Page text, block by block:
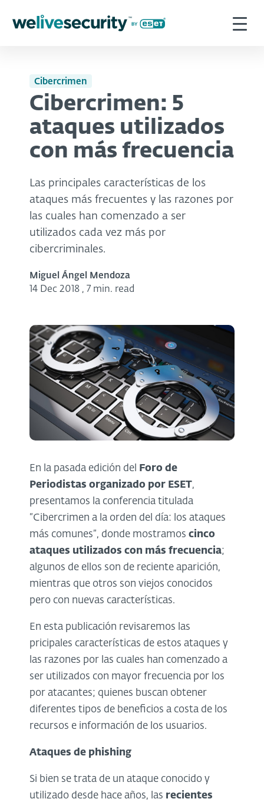
Cibercrimen
Cibercrimen: 5
ataques utilizados
con más frecuencia
Las principales características de los
ataques más frecuentes y las razones por
las cuales han comenzado a ser
utilizados cada vez más por
cibercriminales.
Miguel Ángel Mendoza
14 Dec 2018 , 7 min. read
En la pasada edición del
Foro de
Periodistas organizado por ESET,
presentamos la conferencia titulada
“Cibercrimen a la orden del día: los ataques
más comunes”, donde mostramos cinco
ataques utilizados con más frecuencia;
algunos de ellos son de reciente aparición,
mientras que otros son viejos conocidos
pero con nuevas características.
En esta publicación revisaremos las
pricipales características de estos ataques y
las razones por las cuales han comenzado a
ser utilizados con mayor frecuencia por los
por atacantes; quienes buscan obtener
diferentes tipos de beneficios a costa de los
recursos e información de los usuarios.
Ataques de phishing
Si bien se trata de un ataque conocido y
utilizado desde hace años, las recientes